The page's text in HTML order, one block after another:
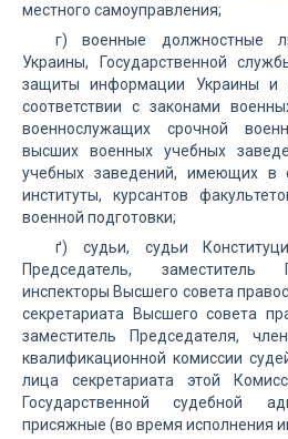
местного самоуправления;
г) военные должностные
Украины, Государственной
защиты информации Украины и
соответствии с законами
военнослужащих срочной
высших военных учебных
учебных заведений, имеющих в
институты, курсантов
военной подготовки;
ґ) судьи, судьи
Председатель, заместитель
инспекторы Высшего совета
секретариата Высшего совета
заместитель Председателя,
квалификационной комиссии
лица секретариата этой
Государственной судебной
присяжные (во время исполнения